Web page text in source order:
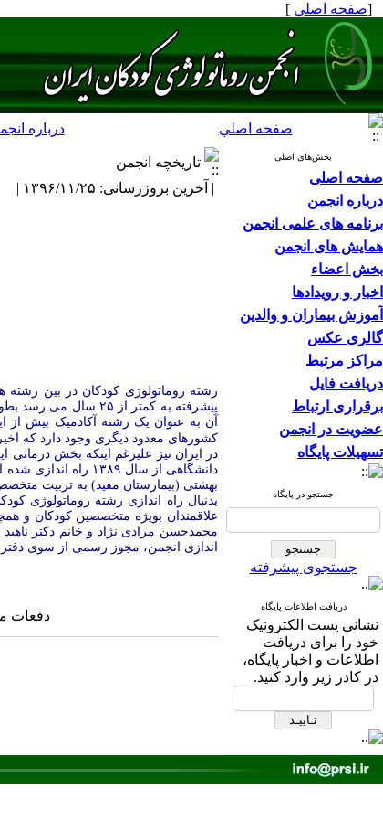
[صفحه اصلی ]
صفحه اصلي درباره
بخش‌های اصلی
صفحه اصلی
درباره انجمن
برنامه های علمی انجمن
همایش های انجمن
بخش اعضاء
اخبار و رویدادها
آموزش بیماران و والدین
گالری عکس
مراکز مرتبط
دریافت فایل
برقراری ارتباط
عضویت در انجمن
تسهیلات پایگاه
جستجو در پایگاه
جستجوی پیشرفته
دریافت اطلاعات پایگاه
نشانی پست الکترونیک
خود را برای دریافت
اطلاعات و اخبار پایگاه،
در کادر زیر وارد کنید.
تاریخچه انجمن
| آخرین بروزرسانی: ۱۳۹۶/۱۱/۲۵ |
رشته روماتولوژی کودکان در بین
آن به عنوان یک رشته آکادمیک بیش از
کشورهای معدود دیگری وجود دارد که
در ایران نیز علیرغم اینکه بخش
دانشگاهی از سال
بهشتی (بیمارستان مفید) به تربیت
بدنبال راه اندازی رشته روماتولوژی
علاقمندان بویژه متخصصین کودکان و
اندازی انجمن، مجوز رسمی از سوی
دفعات